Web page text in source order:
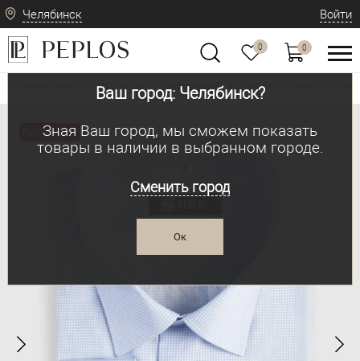
Челябинск
Ваш город: Челябинск?
Зная Ваш город, мы сможем показать
товары в наличии в выбранном городе.
Сменить город
Ок
Войти
0 0
Мужская одежда: классическая и современная Мужские рубашки | сорочки
Распродажа